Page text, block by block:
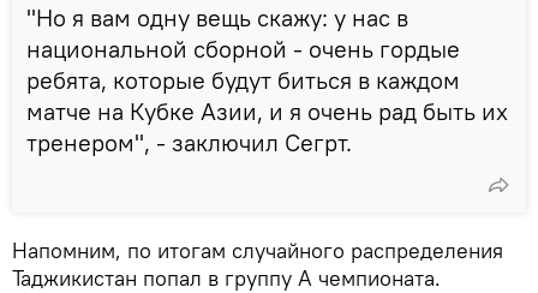
"Но я вам одну вещь скажу: у нас в
национальной сборной - очень гордые
ребята, которые будут биться в каждом
матче на Кубке Азии, и я очень рад быть их
тренером", - заключил Сегрт.
Напомним, по итогам случайного распределения
Таджикистан попал в группу А чемпионата.